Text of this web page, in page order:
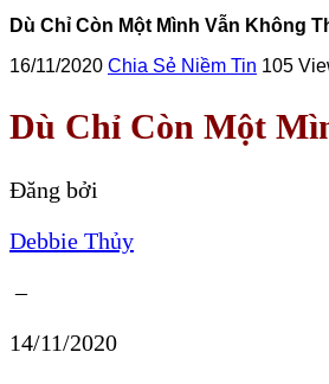
Dù Chỉ Còn Một Mình Vẫn Không
16/11/2020 Chia Sẻ Niềm Tin 105
Dù Chỉ Còn Một
Đăng bởi
Debbie Thủy
–
14/11/2020